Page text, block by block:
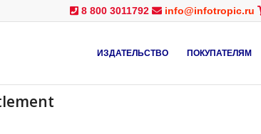
8 800 3011792 info@infotropic.ru
ИЗДАТЕЛЬСТВО ПОКУПАТЕЛЯМ